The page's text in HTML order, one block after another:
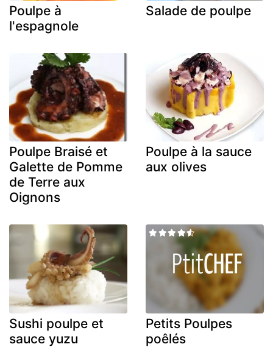
Poulpe à
l'espagnole
Salade de poulpe
Poulpe Braisé et
Galette de Pomme
de Terre aux
Oignons
Poulpe à la sauce
aux olives
Sushi poulpe et
sauce yuzu
Petits Poulpes
poêlés